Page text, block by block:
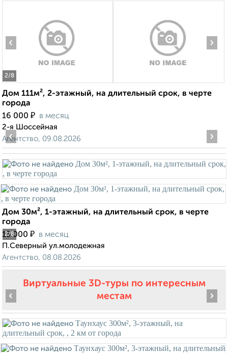
2/8
‹ ›
Дом 111м², 2-этажный, на длительный срок, в черте
города
16 000 ₽ в месяц
2-я Шоссейная
Агентство, 09.08.2026
2/8
‹ ›
Дом 30м², 1-этажный, на длительный срок, в черте
города
15 000 ₽ в месяц
П.Северный ул.молодежная
Агентство, 08.08.2026
Виртуальные 3D-туры по интересным
местам
‹ ›